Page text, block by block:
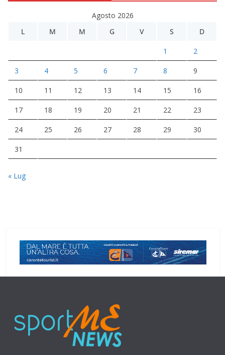
Agosto 2026
L
M M G V S D
1 2
3 4 5 6 7 8 9
10 11 12 13 14 15 16
17 18 19 20 21 22 23
24 25 26 27 28 29 30
31
« Lug